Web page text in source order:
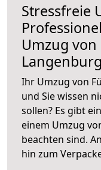
Stressfreie
Umzug
Langenburg
Ihr Umzug von
und Sie wissen
sollen? Es gibt
einem Umzug
beachten sind.
hin zum